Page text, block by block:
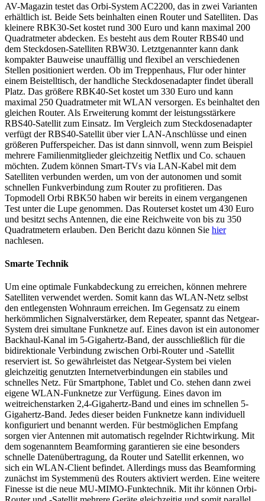
AV-Magazin testet das Orbi-System AC2200, das in zwei Varianten
erhältlich ist. Beide Sets beinhalten einen Router und Satelliten. Das
kleinere RBK30-Set kostet rund 300 Euro und kann maximal 200
Quadratmeter abdecken. Es besteht aus dem Router RBS40 und
dem Steckdosen-Satelliten RBW30. Letztgenannter kann dank
kompakter Bauweise unauffällig und flexibel an verschiedenen
Stellen positioniert werden. Ob im Treppenhaus, Flur oder hinter
einem Beistelltisch, der handliche Steckdosenadapter findet überall
Platz. Das größere RBK40-Set kostet um 330 Euro und kann
maximal 250 Quadratmeter mit WLAN versorgen. Es beinhaltet den
gleichen Router. Als Erweiterung kommt der leistungsstärkere
RBS40-Satellit zum Einsatz. Im Vergleich zum Steckdosenadapter
verfügt der RBS40-Satellit über vier LAN-Anschlüsse und einen
größeren Pufferspeicher. Das ist dann sinnvoll, wenn zum Beispiel
mehrere Familienmitglieder gleichzeitig Netflix und Co. schauen
möchten. Zudem können Smart-TVs via LAN-Kabel mit dem
Satelliten verbunden werden, um von der autonomen und somit
schnellen Funkverbindung zum Router zu profitieren. Das
Topmodell Orbi RBK50 haben wir bereits in einem vergangenen
Test unter die Lupe genommen. Das Routerset kostet um 430 Euro
und besitzt sechs Antennen, die eine Reichweite von bis zu 350
Quadratmetern erlauben. Den Bericht dazu können Sie hier
nachlesen.
Smarte Technik
Um eine optimale Funkabdeckung zu erreichen, können mehrere
Satelliten verwendet werden. Somit kann das WLAN-Netz selbst
den entlegensten Wohnraum erreichen. Im Gegensatz zu einem
herkömmlichen Signalverstärker, dem Repeater, spannt das Netgear-
System drei simultane Funknetze auf. Eines davon ist ein autonomer
Backhaul-Kanal im 5-Gigahertz-Band, der ausschließlich für die
bidirektionale Verbindung zwischen Orbi-Router und -Satellit
reserviert ist. So gewährleistet das Netgear-System bei vielen
gleichzeitig genutzten Internetverbindungen ein stabiles und
schnelles Netz. Für Smartphone, Tablet und Co. stehen dann zwei
eigene WLAN-Funknetze zur Verfügung. Eines davon im
weitreichenstarken 2,4-Gigahertz-Band und eines im schnellen 5-
Gigahertz-Band. Jedes dieser beiden Funknetze kann individuell
konfiguriert und benannt werden. Für bestmöglichen Empfang
sorgen vier Antennen mit automatisch regelnder Richtwirkung. Mit
dem sogenanntem Beamforming garantieren sie eine besonders
schnelle Datenübertragung, da Router und Satellit erkennen, wo
sich ein WLAN-Client befindet. Allerdings muss das Beamforming
zunächst im Systemmenü des Routers aktiviert werden. Eine weitere
Finesse ist die neue MU-MIMO-Funktechnik. Mit ihr können Orbi-